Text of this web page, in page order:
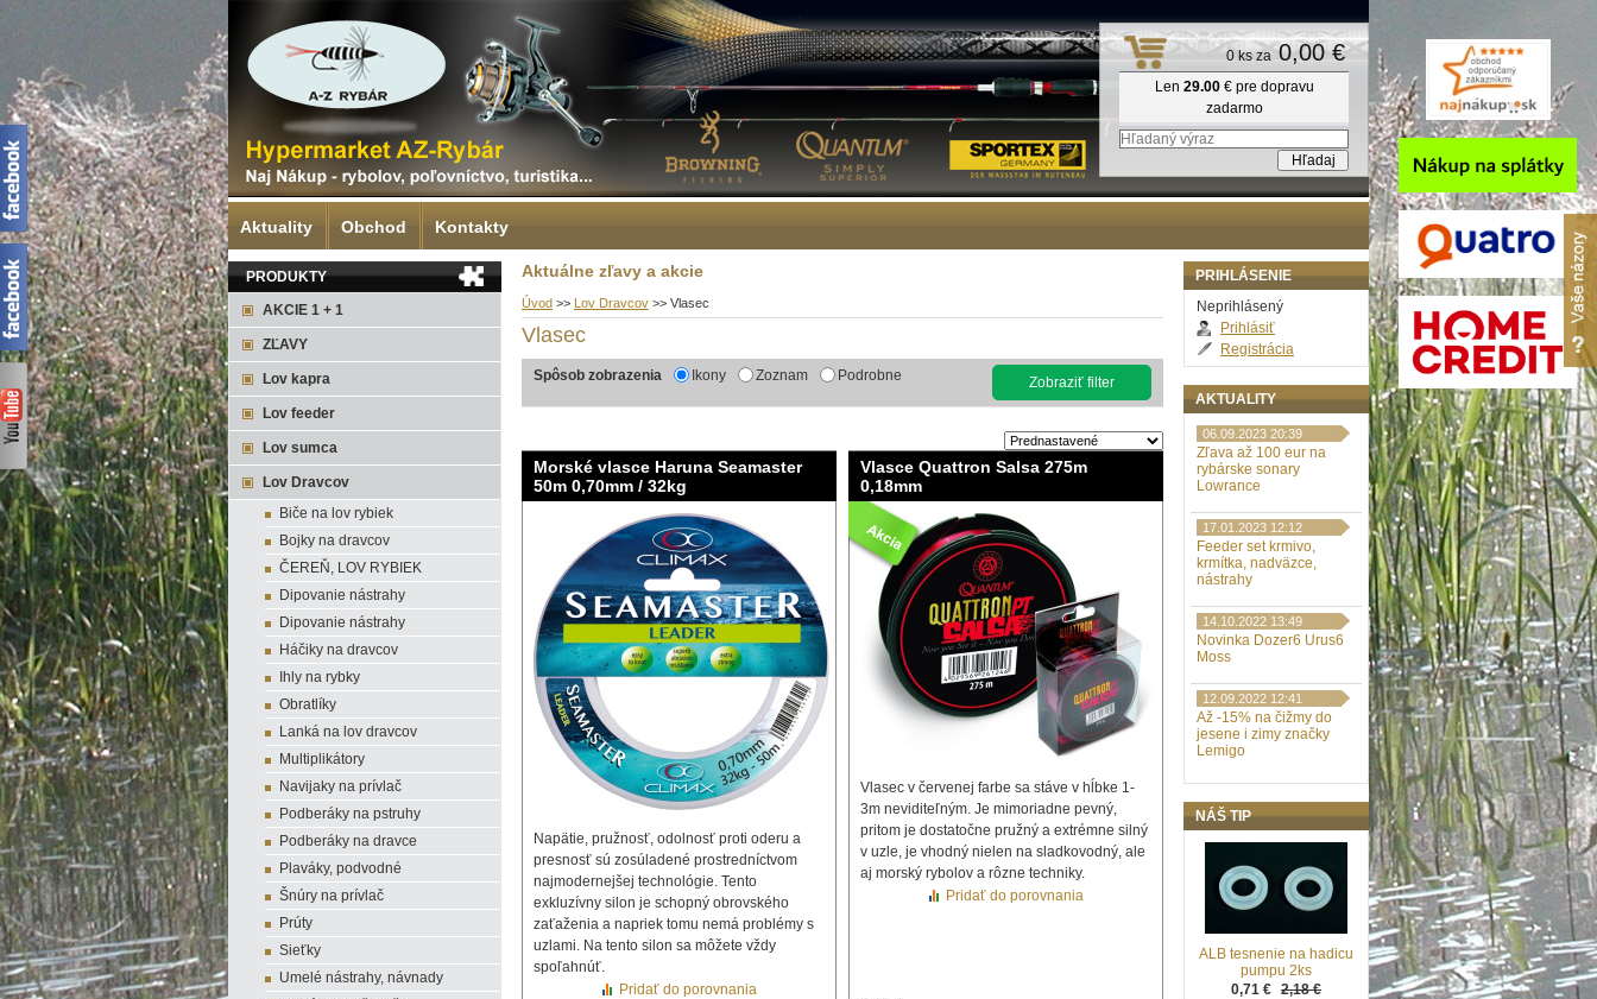
Aktuálne zľavy a akcie
Úvod >> Lov Dravcov >> Vlasec
Vlasec
Spôsob zobrazenia Ikony Zoznam Podrobne Zobraziť filter
Morské vlasce Haruna Seamaster
50m 0,70mm / 32kg
Napätie, pružnosť, odolnosť proti oderu a
presnosť sú zosúladené prostredníctvom
najmodernejšej technológie. Tento
exkluzívny silon je schopný obrovského
zaťaženia a napriek tomu nemá problémy s
uzlami. Na tento silon sa môžete vždy
spoľahnúť.
Pridať do porovnania
Vlasce Quattron Salsa 275m
0,18mm
Vlasec v červenej farbe sa stáve v hĺbke 1-
3m neviditeľným. Je mimoriadne pevný,
pritom je dostatočne pružný a extrémne silný
v uzle, je vhodný nielen na sladkovodný, ale
aj morský rybolov a rôzne techniky.
Pridať do porovnania
PRODUKTY
AKCIE 1 + 1
ZĽAVY
Lov kapra
Lov feeder
Lov sumca
Lov Dravcov
Biče na lov rybiek
Bojky na dravcov
ČEREŇ, LOV RYBIEK
Dipovanie nástrahy
Dipovanie nástrahy
Háčiky na dravcov
Ihly na rybky
Obratlíky
Lanká na lov dravcov
Multiplikátory
Navijaky na prívlač
Podberáky na pstruhy
Podberáky na dravce
Plaváky, podvodné
Šnúry na prívlač
Prúty
Sieťky
Umelé nástrahy, návnady
PRIHLÁSENIE
Neprihlásený
Prihlásiť
Registrácia
AKTUALITY
06.09.2023 20:39
Zľava až 100 eur na
rybárske sonary
Lowrance
17.01.2023 12:12
Feeder set krmivo,
krmítka, nadväzce,
nástrahy
14.10.2022 13:49
Novinka Dozer6 Urus6
Moss
12.09.2022 12:41
Až -15% na čižmy do
jesene i zimy značky
Lemigo
NÁŠ TIP
ALB tesnenie na hadicu
pumpu 2ks
0,71 € 2,18 €
Aktuality Obchod Kontakty
0 ks za 0,00 €
Len 29.00€ pre dopravu
zadarmo